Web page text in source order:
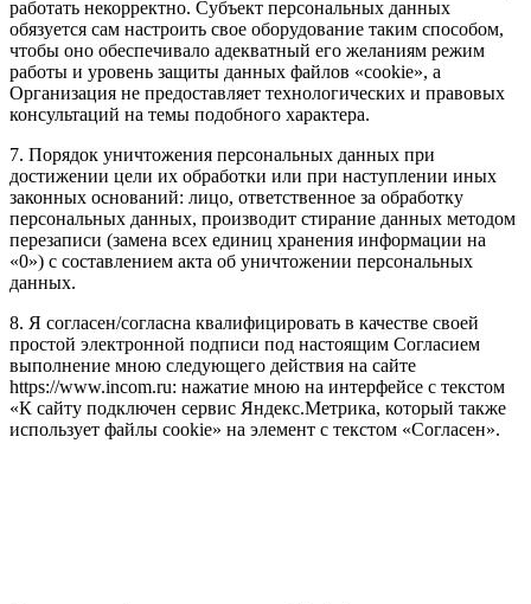
работать некорректно. Субъект персональных данных
обязуется сам настроить свое оборудование таким способом,
чтобы оно обеспечивало адекватный его желаниям режим
работы и уровень защиты данных файлов «cookie», а
Организация не предоставляет технологических и правовых
консультаций на темы подобного характера.
7. Порядок уничтожения персональных данных при
достижении цели их обработки или при наступлении иных
законных оснований: лицо, ответственное за обработку
персональных данных, производит стирание данных методом
перезаписи (замена всех единиц хранения информации на
«0») с составлением акта об уничтожении персональных
данных.
8. Я согласен/согласна квалифицировать в качестве своей
простой электронной подписи под настоящим Согласием
выполнение мною следующего действия на сайте
https://www.incom.ru: нажатие мною на интерфейсе с текстом
«К сайту подключен сервис Яндекс.Метрика, который также
использует файлы cookie» на элемент с текстом «Согласен».